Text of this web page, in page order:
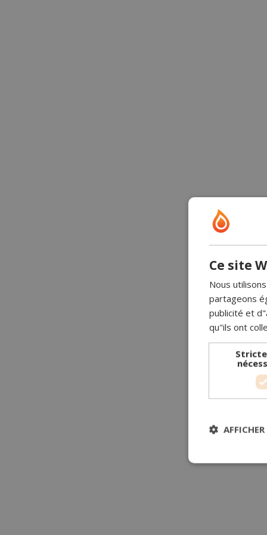
Ce site
Nous
partageons
publicité et
qu"ils ont